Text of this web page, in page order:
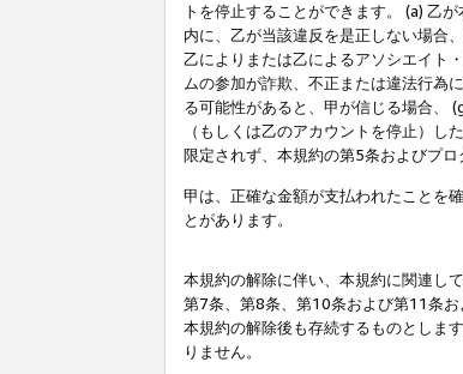
トを停止することができます。 (a) 乙
内に、乙が当該違反を是正しない場合
乙によりまたは乙によるアソシエイト
ムの参加が詐欺、不正または違法行為
る可能性があると、甲が信じる場合、
（もしくは乙のアカウントを停止）
限定されず、本規約の第5条およびプ
甲は、正確な金額が支払われたことを
とがあります。
本規約の解除に伴い、本規約に関連し
第7条、第8条、第10条および第11条お
本規約の解除後も存続するものとしま
りません。